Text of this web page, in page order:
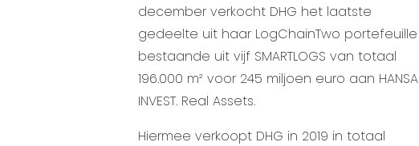
december verkocht DHG het laatste
gedeelte uit haar LogChainTwo portefeuille
bestaande uit vijf SMARTLOGS van totaal
196.000 m² voor 245 miljoen euro aan HANSA
INVEST. Real Assets.
Hiermee verkoopt DHG in 2019 in totaal